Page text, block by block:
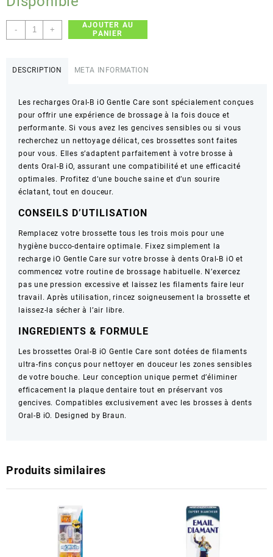
-
quantité
de
Gentle
Care
–
Nettoyage
Doux
–
x2
+
AJOUTER AU
PANIER
DESCRIPTION META INFORMATION
Les recharges Oral-B iO Gentle Care sont spécialement conçues
pour offrir une expérience de brossage à la fois douce et
performante. Si vous avez les gencives sensibles ou si vous
recherchez un nettoyage délicat, ces brossettes sont faites
pour vous. Elles s’adaptent parfaitement à votre brosse à
dents Oral-B iO, assurant une compatibilité et une efficacité
optimales. Profitez d’une bouche saine et d’un sourire
éclatant, tout en douceur.
CONSEILS D’UTILISATION
Remplacez votre brossette tous les trois mois pour une
hygiène bucco-dentaire optimale. Fixez simplement la
recharge iO Gentle Care sur votre brosse à dents Oral-B iO et
commencez votre routine de brossage habituelle. N’exercez
pas une pression excessive et laissez les filaments faire leur
travail. Après utilisation, rincez soigneusement la brossette et
laissez-la sécher à l’air libre.
INGREDIENTS & FORMULE
Les brossettes Oral-B iO Gentle Care sont dotées de filaments
ultra-fins conçus pour nettoyer en douceur les zones sensibles
de votre bouche. Leur conception unique permet d’éliminer
efficacement la plaque dentaire tout en préservant vos
gencives. Compatibles exclusivement avec les brosses à dents
Oral-B iO. Designed by Braun.
Produits similaires